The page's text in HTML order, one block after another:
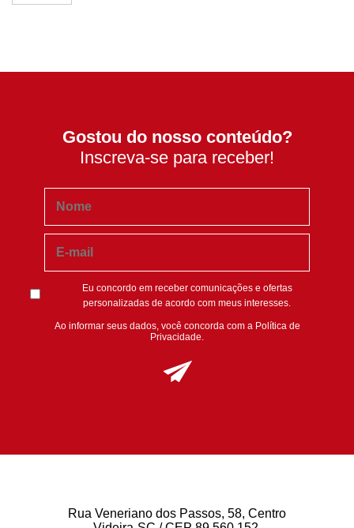
Gostou do nosso conteúdo?
Inscreva-se para receber!
Eu concordo em receber comunicações e ofertas
personalizadas de acordo com meus interesses.
Ao informar seus dados, você concorda com a Política de
Privacidade.
Rua Veneriano dos Passos, 58, Centro